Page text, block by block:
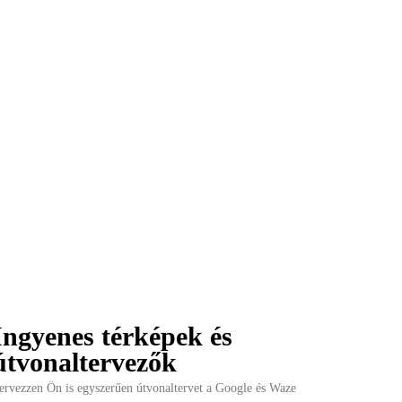
térképek és
Ön is egyszerűen útvonaltervet a Google és Waze